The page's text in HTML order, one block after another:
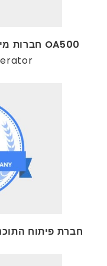
OA500 חברות מיקור חוץ גלובליות 2025
חברת פיתוח